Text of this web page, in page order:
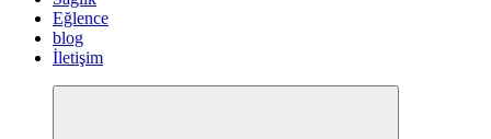
Eğlence
blog
İletişim